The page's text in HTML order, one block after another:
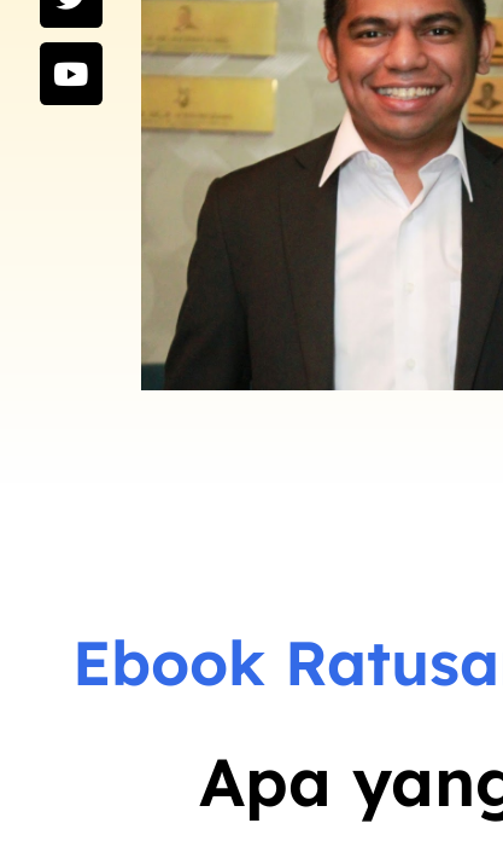
Ebook
Apa